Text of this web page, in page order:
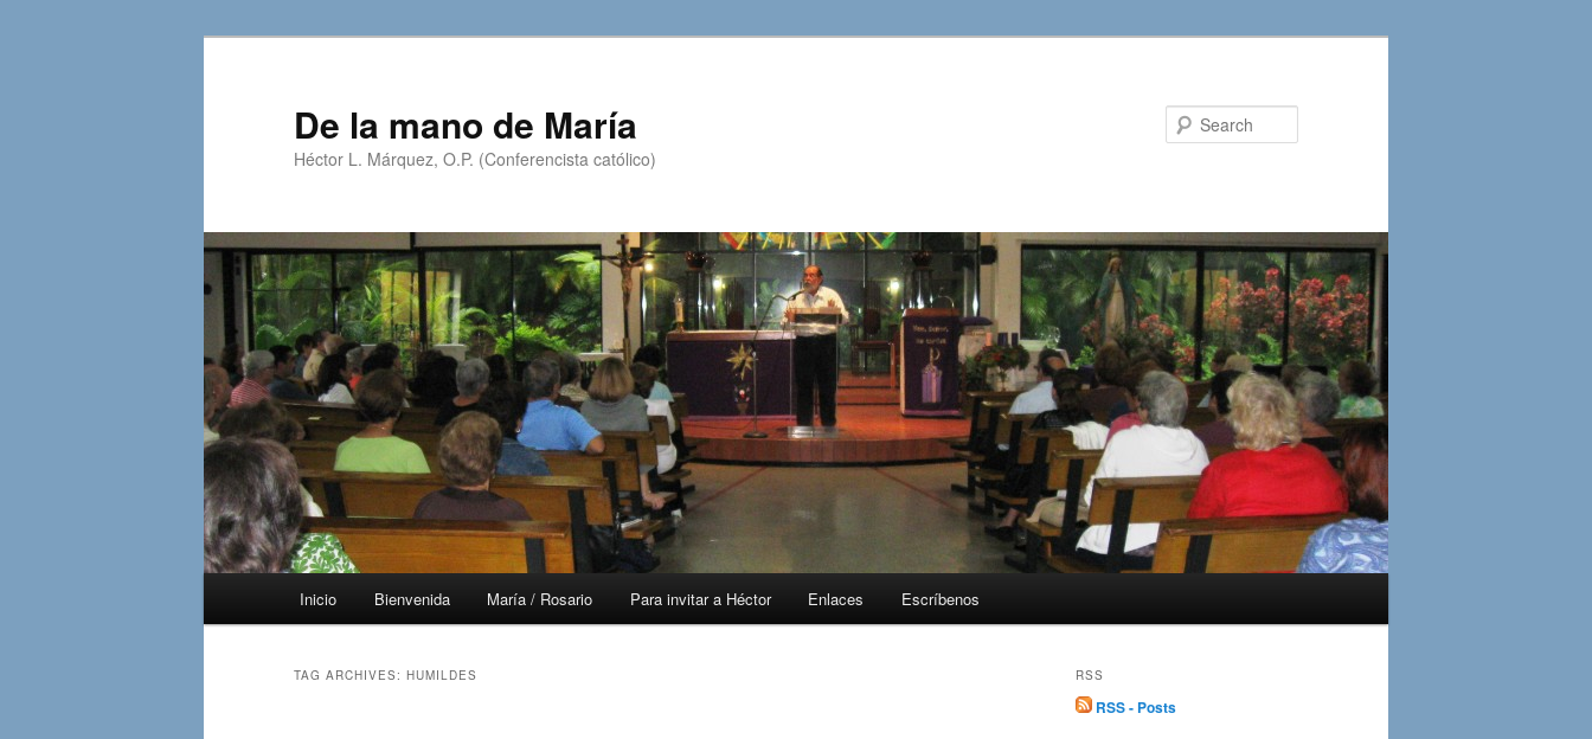
De la mano de María
Héctor L. Márquez, O.P. (Conferencista católico)
Inicio Bienvenida María / Rosario Para invitar a Héctor Enlaces Escríbenos
TAG ARCHIVES: HUMILDES RSS
RSS - Posts